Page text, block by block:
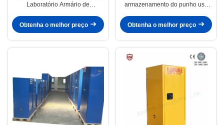
Laboratório Armário de
Amarelo 766 Litros Para Líquido
Obtenha o melhor preço
armazenamento do punho uso
Recessed de ABCFor
Obtenha o melhor preço